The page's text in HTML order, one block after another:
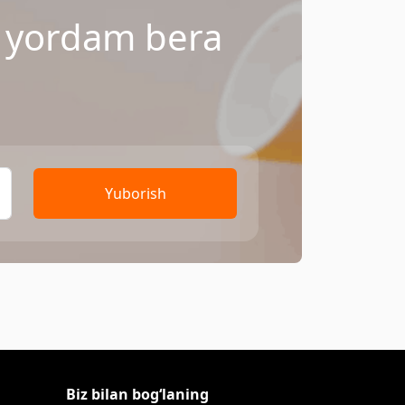
bera
Yuborish
Biz bilan bog‘laning